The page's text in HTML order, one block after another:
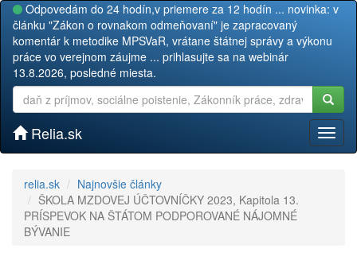
Odpovedám do 24 hodín,v priemere za 12 hodín ... novinka: v
článku "Zákon o rovnakom odmeňovaní" je zapracovaný
komentár k metodike MPSVaR, vrátane štátnej správy a výkonu
práce vo verejnom záujme ... prihlasujte sa na webinár
13.8.2026, posledné miesta.
Relia.sk
relia.sk
Najnovšie články
ŠKOLA MZDOVEJ ÚČTOVNÍČKY 2023, Kapitola 13.
PRÍSPEVOK NA ŠTÁTOM PODPOROVANÉ NÁJOMNÉ
BÝVANIE